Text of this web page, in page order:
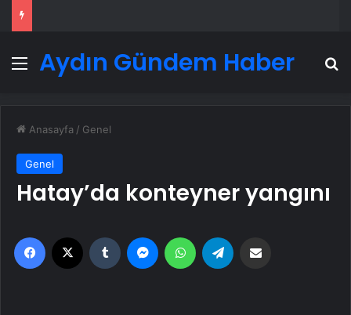
Menü
Aydın Gündem Haber
Anasayfa / Genel
Genel
Hatay’da konteyner yangını
Facebook Tumblr MessengerWhatsApp